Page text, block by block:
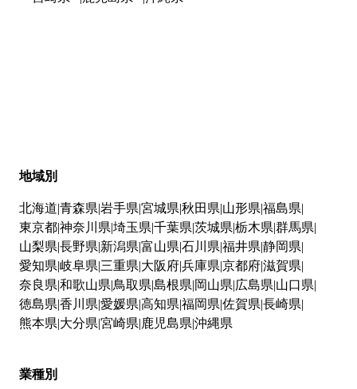
地域別
北海道 青森県 岩手県 宮城県 秋田県 山形県 福島県
東京都神奈川県 埼玉県 千葉県 茨城県 栃木県 群馬県
山梨県 長野県 新潟県 富山県 石川県 福井県 静岡県
愛知県 岐阜県 三重県 大阪府兵庫県 京都府滋賀県
奈良県 和歌山県 鳥取県 島根県 岡山県 広島県 山口県
徳島県 香川県 愛媛県 高知県 福岡県 佐賀県 長崎県
熊本県 大分県 宮崎県 鹿児島県 沖縄県
業種別